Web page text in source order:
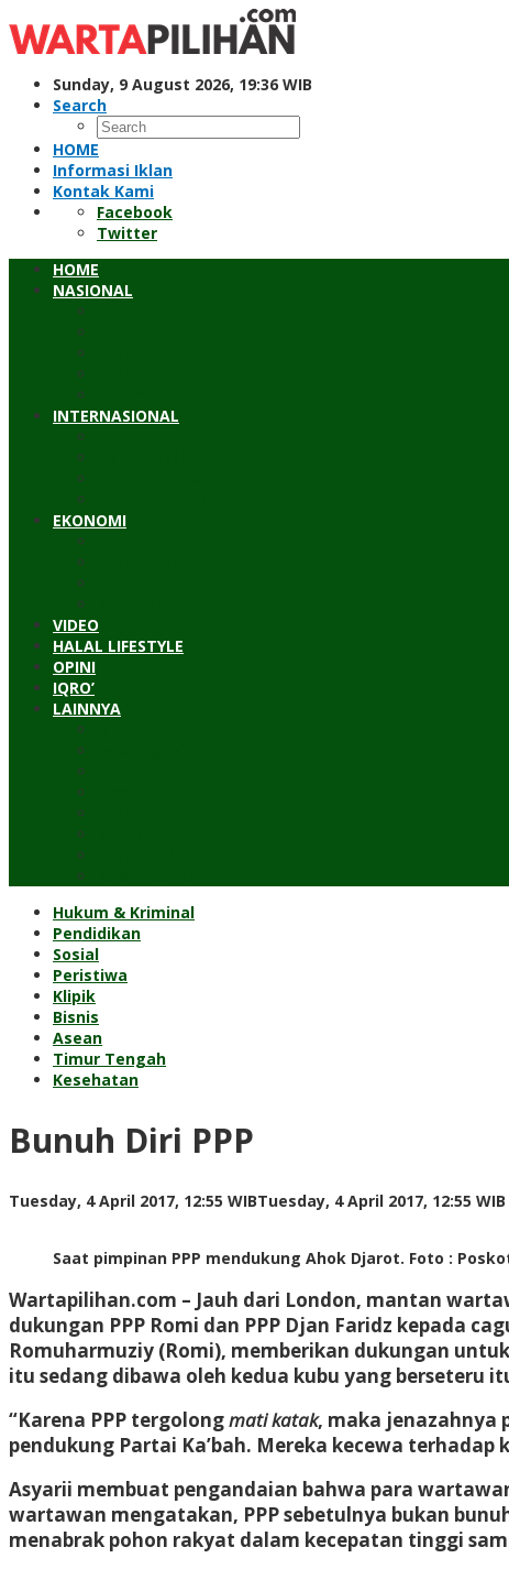
to
content
Sunday, 9 August 2026, 19:36 WIB
Search
HOME
Informasi Iklan
Kontak Kami
Facebook
Twitter
HOME
NASIONAL
INTERNASIONAL
EKONOMI
VIDEO
HALAL LIFESTYLE
OPINI
IQRO’
LAINNYA
Hukum & Kriminal
Pendidikan
Sosial
Peristiwa
Klipik
Bisnis
Asean
Timur Tengah
Kesehatan
Bunuh Diri PPP
Tuesday, 4 April 2017, 12:55 WIBTuesday, 4 April 2017, 12:55 WIB
Saat pimpinan PPP mendukung Ahok Djarot. Foto :
Wartapilihan.com – Jauh dari London, mantan
dukungan PPP Romi dan PPP Djan Faridz kepada
Romuharmuziy (Romi), memberikan dukungan
itu sedang dibawa oleh kedua kubu yang berseteru
“Karena PPP tergolongmati katak, maka jenazahnya
pendukung Partai Ka’bah. Mereka kecewa
Asyarii membuat pengandaian bahwa para
wartawan mengatakan, PPP sebetulnya bukan
menabrak pohon rakyat dalam kecepatan tinggi